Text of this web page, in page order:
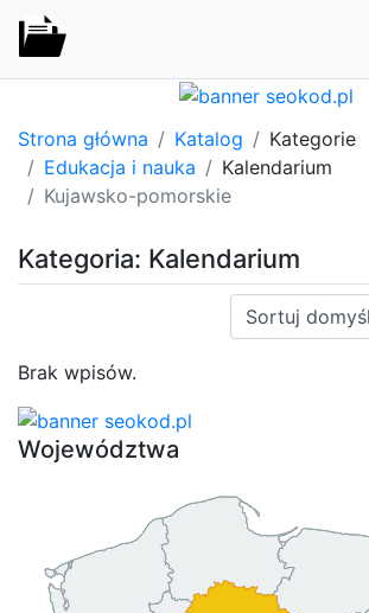
Strona główna Katalog
Kategorie
Edukacja i nauka
Kalendarium
Kujawsko-pomorskie
Kategoria: Kalendarium
Sortuj:
Brak wpisów.
Województwa